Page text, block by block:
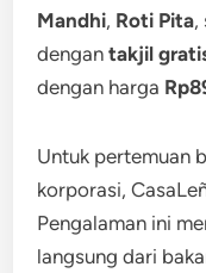
Mandhi, Roti Pita,
dengantakjil
dengan harga
Untuk pertemuan
korporasi,
Pengalaman ini
langsung dari